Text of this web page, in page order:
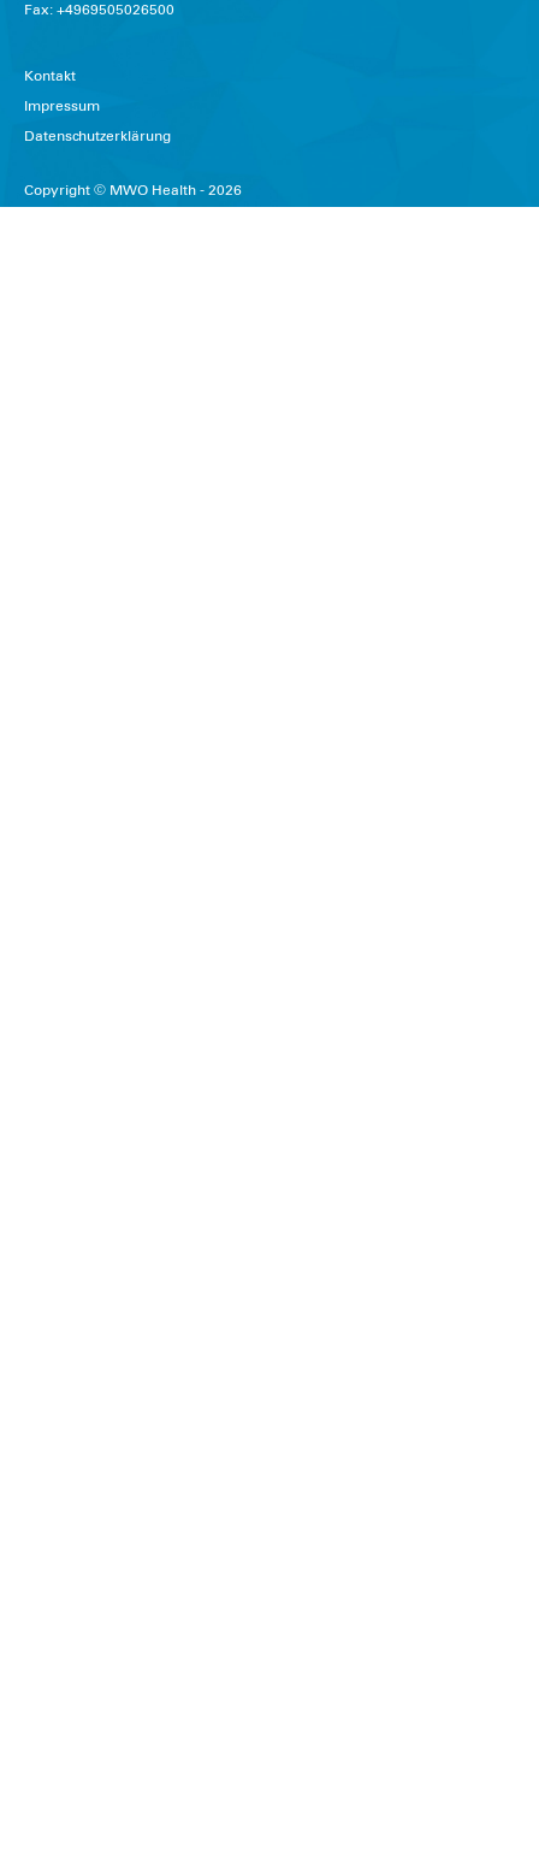
Fax: +4969505026500
Kontakt
Impressum
Datenschutzerklärung
Copyright © MWO Health - 2026